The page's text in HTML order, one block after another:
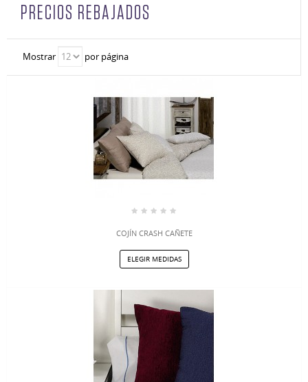
PRECIOS REBAJADOS
Mostrar por página
COJÍN CRASH CAÑETE
ELEGIR MEDIDAS